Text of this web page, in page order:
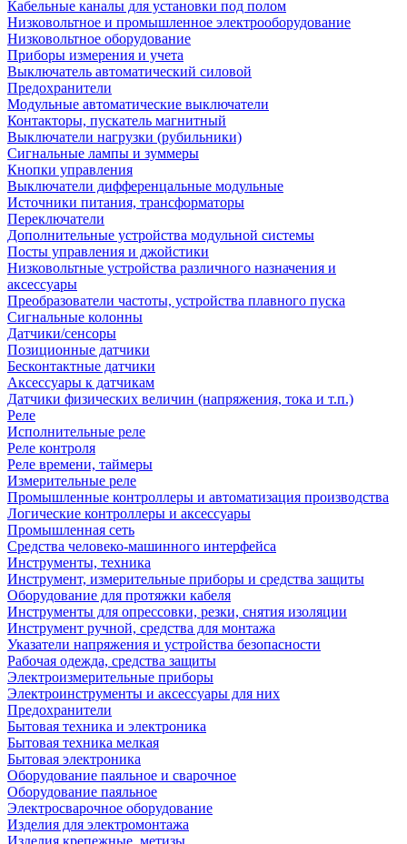
Кабельные каналы для установки под полом
Низковольтное и промышленное электрооборудование
Низковольтное оборудование
Приборы измерения и учета
Выключатель автоматический силовой
Предохранители
Модульные автоматические выключатели
Контакторы, пускатель магнитный
Выключатели нагрузки (рубильники)
Сигнальные лампы и зуммеры
Кнопки управления
Выключатели дифференцальные модульные
Источники питания, трансформаторы
Переключатели
Дополнительные устройства модульной системы
Посты управления и джойстики
Низковольтные устройства различного назначения и
аксессуары
Преобразователи частоты, устройства плавного пуска
Сигнальные колонны
Датчики/сенсоры
Позиционные датчики
Бесконтактные датчики
Аксессуары к датчикам
Датчики физических величин (напряжения, тока и т.п.)
Реле
Исполнительные реле
Реле контроля
Реле времени, таймеры
Измерительные реле
Промышленные контроллеры и автоматизация производства
Логические контроллеры и аксессуары
Промышленная сеть
Средства человеко-машинного интерфейса
Инструменты, техника
Инструмент, измерительные приборы и средства защиты
Оборудование для протяжки кабеля
Инструменты для опрессовки, резки, снятия изоляции
Инструмент ручной, средства для монтажа
Указатели напряжения и устройства безопасности
Рабочая одежда, средства защиты
Электроизмерительные приборы
Электроинструменты и аксессуары для них
Предохранители
Бытовая техника и электроника
Бытовая техника мелкая
Бытовая электроника
Оборудование паяльное и сварочное
Оборудование паяльное
Электросварочное оборудование
Изделия для электромонтажа
Изделия крепежные, метизы